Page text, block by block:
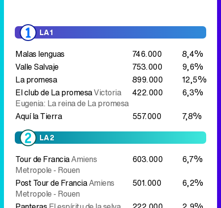
El club de La promesaVictoria
Eugenia: La reina de La promesa
422.000
6,3%
Aquí la Tierra
557.000 7,8%
LA 2
Tour de FranciaAmiens
Metropole - Rouen
603.000
6,7%
Post Tour de Francia
501.000
6,2%
PanterasEl espíritu de la selva
Ciudad noble y tierra de vinos
Malas lenguas
ANTENA 3